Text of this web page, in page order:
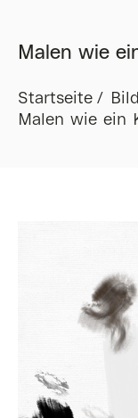
Malen wie
Startseite
Malen wie ein